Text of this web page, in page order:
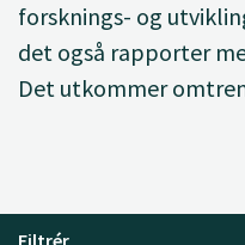
forsknings- og
det også rapporter
Det utkommer
Filtrér